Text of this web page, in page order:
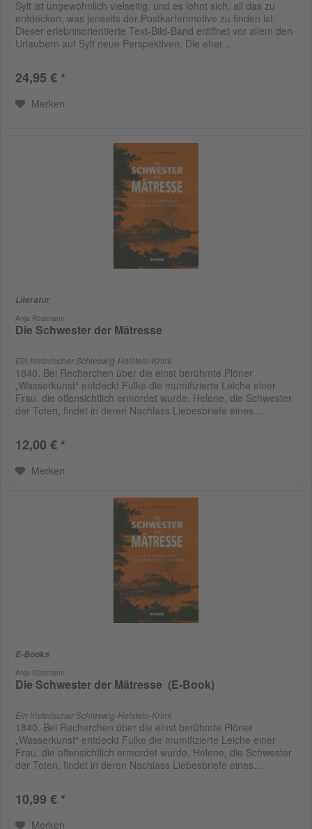
Sylt ist ungewöhnlich vielseitig, und es lohnt sich, all das zu
entdecken, was jenseits der Postkartenmotive zu finden ist.
Dieser erlebnisorientierte Text-Bild-Band eröffnet vor allem den
Urlaubern auf Sylt neue Perspektiven. Die eher...
24,95 € *
Merken
Literatur
Anja Rüstmann
Die Schwester der Mätresse
Ein historischer Schleswig-Holstein-Krimi
1840. Bei Recherchen über die einst berühmte Plöner
„Wasserkunst“ entdeckt Fulke die mumifizierte Leiche einer
Frau, die offensichtlich ermordet wurde. Helene, die Schwester
der Toten, findet in deren Nachlass Liebesbriefe eines...
12,00 € *
Merken
E-Books
Anja Rüstmann
Die Schwester der Mätresse (E-Book)
Ein historischer Schleswig-Holstein-Krimi
1840. Bei Recherchen über die einst berühmte Plöner
„Wasserkunst“ entdeckt Fulke die mumifizierte Leiche einer
Frau, die offensichtlich ermordet wurde. Helene, die Schwester
der Toten, findet in deren Nachlass Liebesbriefe eines...
10,99 € *
Merken